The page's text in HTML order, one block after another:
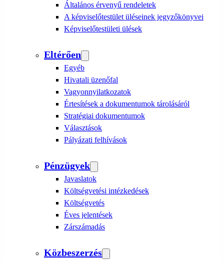
Általános érvenyű rendeletek
A képviselőtestület üléseinek jegyzőkönyvei
Képviselőtestületi ülések
Eltérően
Egyéb
Hivatali üzenőfal
Vagyonnyilatkozatok
Értesítések a dokumentumok tárolásáról
Stratégiai dokumentumok
Választások
Pályázati felhívások
Pénzügyek
Javaslatok
Költségvetési intézkedések
Költségvetés
Éves jelentések
Zárszámadás
Közbeszerzés